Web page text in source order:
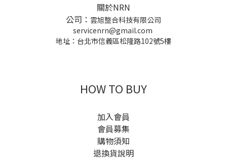
關於NRN
公司： 雲旭整合科技有限公司
servicenrn@gmail.com
地址：台北市信義區松隆路102號5樓
HOW TO BUY
加入會員
會員募集
購物須知
退換貨說明